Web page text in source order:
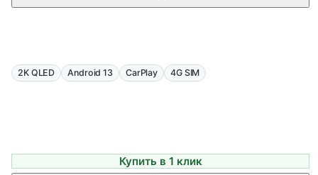
2K QLED Android 13 CarPlay 4G SIM
Купить в 1 клик